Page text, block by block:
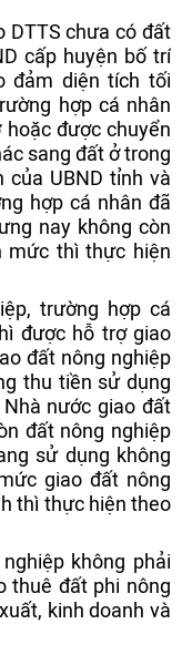
DTTS chưa có đất
cấp huyện bố trí
đảm diện tích tối
hợp cá nhân
được chuyển
sang đất ở trong
UBND tỉnh và
hợp cá nhân đã
nay không còn
mức thì thực hiện
trường hợp cá
được hỗ trợ giao
đất nông nghiệp
thu tiền sử dụng
nước giao đất
đất nông nghiệp
sử dụng không
giao đất nông
thì thực hiện theo
không phải
thuê đất phi nông
kinh doanh và